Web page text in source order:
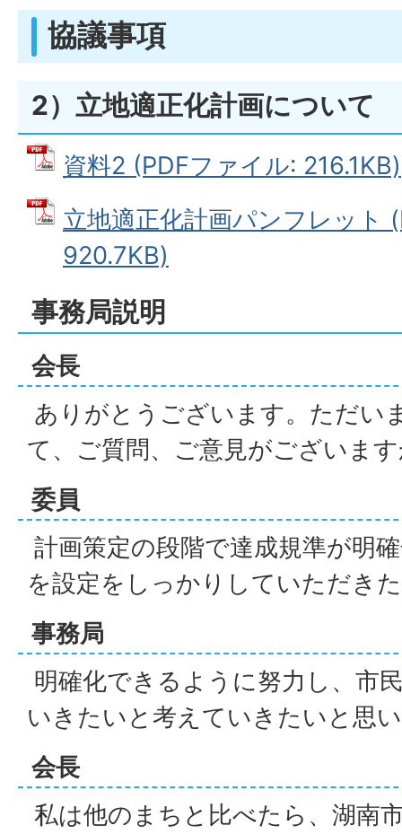
協議事項
2）立地適正化計画について
資料2 (PDFファイル: 216.1KB)
立地適正化計画パンフレット
920.7KB)
事務局説明
会長
ありがとうございます。ただい
て、ご質問、ご意見がございま
委員
計画策定の段階で達成規準が明
を設定をしっかりしていただき
事務局
明確化できるように努力し、市
いきたいと考えていきたいと思
会長
私は他のまちと比べたら、湖南